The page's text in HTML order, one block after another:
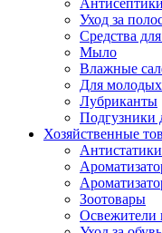
Антисептики
Уход за
Средства
Мыло
Влажные
Для
Лубриканты
Подгузники
Хозяйственные
Антистатики
Зоотовары
Освежители